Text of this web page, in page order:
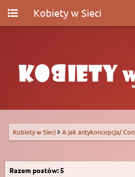
Kobiety w Sieci
Kobiety w Sieci A jak antykoncepcja/
Razem postów: 5